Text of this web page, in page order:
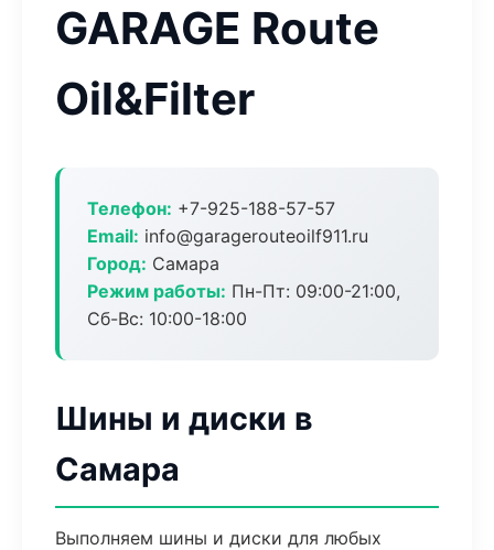
GARAGE Route
Oil&Filter
Телефон: +7-925-188-57-57
Email: info@garagerouteoilf911.ru
Город: Самара
Режим работы: Пн-Пт: 09:00-21:00,
Сб-Вс: 10:00-18:00
Шины и диски в
Самара
Выполняем шины и диски для любых